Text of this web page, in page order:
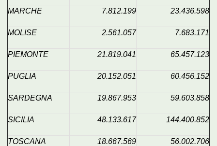
MARCHE 7.812.199 23.436.598
MOLISE 2.561.057 7.683.171
PIEMONTE 21.819.041 65.457.123
PUGLIA 20.152.051 60.456.152
SARDEGNA 19.867.953 59.603.858
SICILIA 48.133.617 144.400.852
TOSCANA 18.667.569 56.002.706